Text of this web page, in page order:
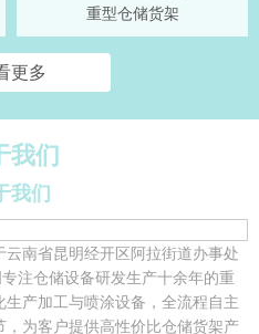
重型仓储货架
更多
我们
我们
南省昆明经开区阿拉街道办事处
注仓储设备研发生产十余年的重
产加工与喷涂设备，全流程自主
为客户提供高性价比仓储货架产